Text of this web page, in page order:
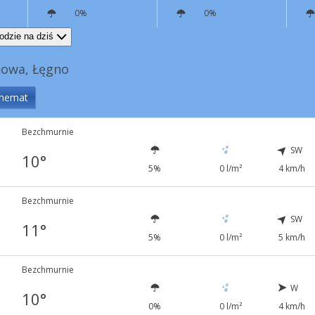
0% 0%
na dziś
Łęgno
Bezchmurnie
10° 5% 0 l/m²
SW
4 km/h
Bezchmurnie
11° 5% 0 l/m²
SW
5 km/h
Bezchmurnie
10° 0% 0 l/m²
W
4 km/h